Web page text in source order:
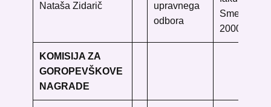
Nataša Zidarič
upravnega
odbora
2000
KOMISIJA ZA
GOROPEVŠKOVE
NAGRADE